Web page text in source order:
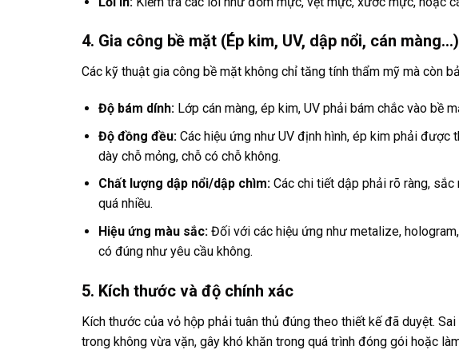
4. Gia công bề mặt (Ép kim, UV, dập nổi, cán màng…)
Các kỹ thuật gia công bề mặt không chỉ tăng tính thẩm mỹ mà còn
Độ bám dính:Lớp cán màng, ép kim, UV phải bám chắc vào bề
Độ đồng đều:Các hiệu ứng như UV định hình, ép kim phải được
dày chỗ mỏng, chỗ có chỗ không.
Chất lượng dập nổi/dập chìm:Các chi tiết dập phải rõ ràng, sắc
quá nhiều.
Hiệu ứng màu sắc:Đối với các hiệu ứng như metalize,
có đúng như yêu cầu không.
5. Kích thước và độ chính xác
Kích thước của vỏ hộp phải tuân thủ đúng theo thiết kế đã duyệt.
trong không vừa vặn, gây khó khăn trong quá trình đóng gói hoặc